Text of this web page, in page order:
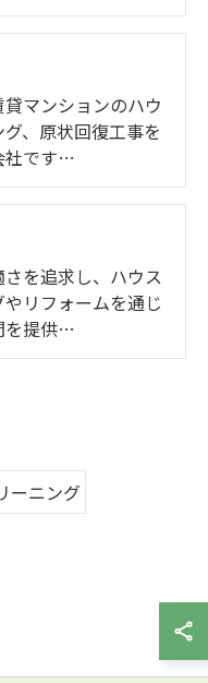
マンションのハウ
、原状回復工事を
社です…
を追求し、ハウス
リフォームを通じ
を提供…
ーニング